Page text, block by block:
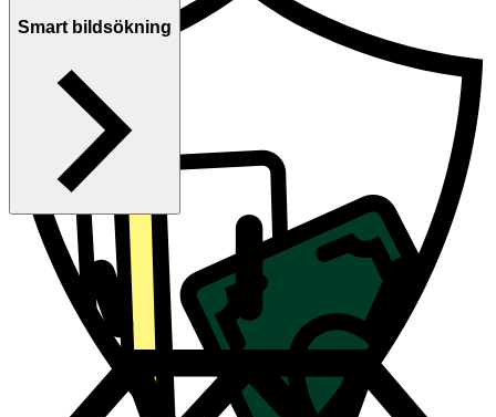
Smart bildsökning